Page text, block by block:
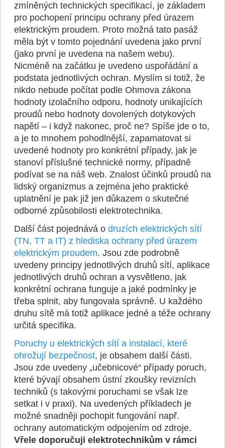
zmíněných technických specifikací, je základem
pro pochopení principu ochrany před úrazem
elektrickým proudem. Proto možná tato pasáž
měla být v tomto pojednání uvedena jako první
(jako první je uvedena na našem webu).
Nicméně na začátku je uvedeno uspořádání a
podstata jednotlivých ochran. Myslím si totiž, že
nikdo nebude počítat podle Ohmova zákona
hodnoty izolačního odporu, hodnoty unikajících
proudů nebo hodnoty dovolených dotykových
napětí – i když nakonec, proč ne? Spíše jde o to,
a je to mnohem pohodlnější, zapamatovat si
uvedené hodnoty pro konkrétní případy, jak je
stanoví příslušné technické normy, případně
podívat se na náš web. Znalost účinků proudů na
lidský organizmus a zejména jeho praktické
uplatnění je pak již jen důkazem o skutečné
odborné způsobilosti elektrotechnika.
Další část pojednává o druzích elektrických sítí
(TN, TT a IT) z hlediska ochrany před úrazem
elektrickým proudem. Jsou zde podrobně
uvedeny principy jednotlivých druhů sítí, aplikace
jednotlivých druhů ochran a vysvětleno, jak
konkrétní ochrana funguje a jaké podmínky je
třeba splnit, aby fungovala správně. U každého
druhu sítě má totiž aplikace jedné a téže ochrany
určitá specifika.
Poruchy u elektrických sítí a instalací, které
ohrožují bezpečnost, je obsahem další části.
Jsou zde uvedeny „učebnicové“ případy poruch,
které bývají obsahem ústní zkoušky revizních
techniků (s takovými poruchami se však lze
setkat i v praxi). Na uvedených příkladech je
možné snadněji pochopit fungování např.
ochrany automatickým odpojením od zdroje.
Vřele doporučuji elektrotechnikům v rámci